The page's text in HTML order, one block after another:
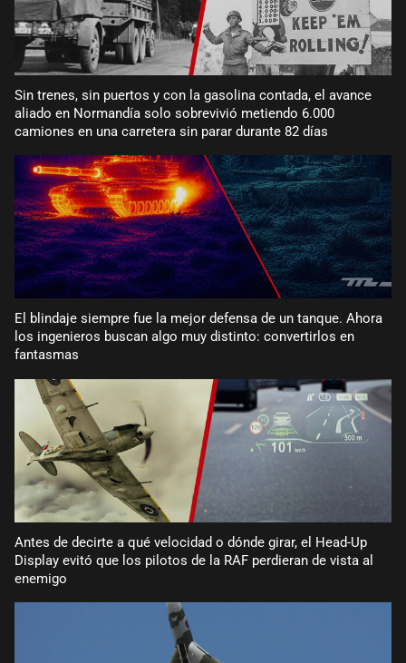
Sin trenes, sin puertos y con la gasolina contada, el avance
aliado en Normandía solo sobrevivió metiendo 6.000
camiones en una carretera sin parar durante 82 días
El blindaje siempre fue la mejor defensa de un tanque. Ahora
los ingenieros buscan algo muy distinto: convertirlos en
fantasmas
Antes de decirte a qué velocidad o dónde girar, el Head-Up
Display evitó que los pilotos de la RAF perdieran de vista al
enemigo